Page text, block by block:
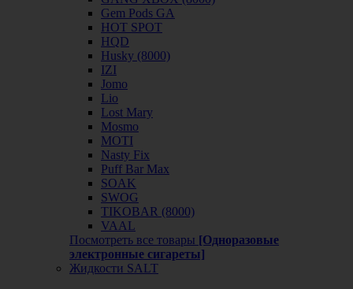
Gem Pods GA
HOT SPOT
HQD
Husky (8000)
IZI
Jomo
Lio
Lost Mary
Mosmo
MOTI
Nasty Fix
Puff Bar Max
SOAK
SWOG
TIKOBAR (8000)
VAAL
Посмотреть все товары [Одноразовые
электронные сигареты]
Жидкости SALT